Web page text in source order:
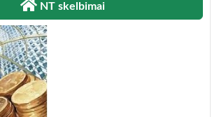
NT skelbimai